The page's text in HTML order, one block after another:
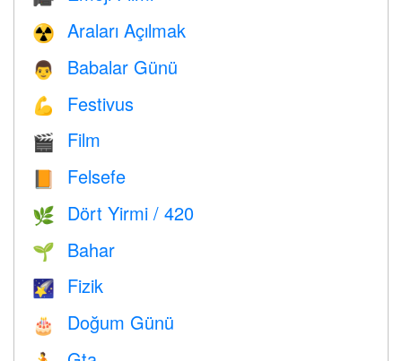
☢️ Araları Açılmak
👨 Babalar Günü
💪 Festivus
🎬 Film
📙 Felsefe
🌿 Dört Yirmi / 420
🌱 Bahar
🌠 Fizik
🎂 Doğum Günü